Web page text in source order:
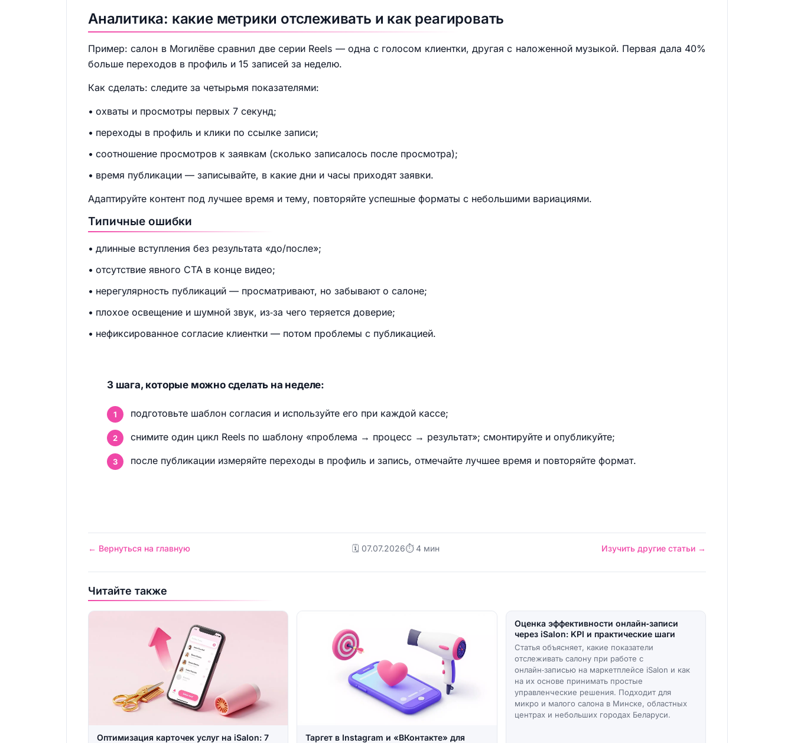
Аналитика: какие метрики отслеживать и как реагировать
Пример: салон в Могилёве сравнил две серии Reels — одна с голосом клиентки, другая с наложенной музыкой. Первая дала 40%
больше переходов в профиль и 15 записей за неделю.
Как сделать: следите за четырьмя показателями:
охваты и просмотры первых 7 секунд;
переходы в профиль и клики по ссылке записи;
соотношение просмотров к заявкам (сколько записалось после просмотра);
время публикации — записывайте, в какие дни и часы приходят заявки.
Адаптируйте контент под лучшее время и тему, повторяйте успешные форматы с небольшими вариациями.
Типичные ошибки
длинные вступления без результата «до/после»;
отсутствие явного CTA в конце видео;
нерегулярность публикаций — просматривают, но забывают о салоне;
плохое освещение и шумной звук, из‑за чего теряется доверие;
нефиксированное согласие клиентки — потом проблемы с публикацией.
3 шага, которые можно сделать на неделе:
подготовьте шаблон согласия и используйте его при каждой кассе;
снимите один цикл Reels по шаблону «проблема → процесс → результат»; смонтируйте и опубликуйте;
после публикации измеряйте переходы в профиль и запись, отмечайте лучшее время и повторяйте формат.
← Вернуться на главную 🗓️ 07.07.2026⏱ 4 мин Изучить другие статьи →
Читайте также
Оптимизация карточек услуг на iSalon: 7
Таргет в Instagram и «ВКонтакте» для
Оценка эффективности онлайн‑записи
через iSalon: KPI и практические шаги
Статья объясняет, какие показатели
отслеживать салону при работе с
онлайн‑записью на маркетплейсе iSalon и как
на их основе принимать простые
управленческие решения. Подходит для
микро и малого салона в Минске, областных
центрах и небольших городах Беларуси.